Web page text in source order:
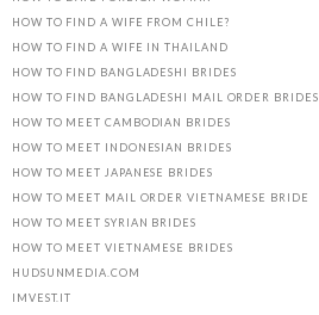
HOW TO FIND A WIFE FROM CHILE?
HOW TO FIND A WIFE IN THAILAND
HOW TO FIND BANGLADESHI BRIDES
HOW TO FIND BANGLADESHI MAIL ORDER BRIDES
HOW TO MEET CAMBODIAN BRIDES
HOW TO MEET INDONESIAN BRIDES
HOW TO MEET JAPANESE BRIDES
HOW TO MEET MAIL ORDER VIETNAMESE BRIDE
HOW TO MEET SYRIAN BRIDES
HOW TO MEET VIETNAMESE BRIDES
HUDSUNMEDIA.COM
IMVEST.IT